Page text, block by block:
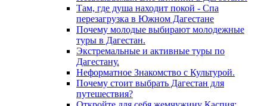
Там, где душа находит покой - Спа
перезагрузка в Южном Дагестане
Почему молодые выбирают молодежные
туры в Дагестан.
Экстремальные и активные туры по
Дагестану.
Неформатное Знакомство с Культурой.
Почему стоит выбрать Дагестан для
путешествия?